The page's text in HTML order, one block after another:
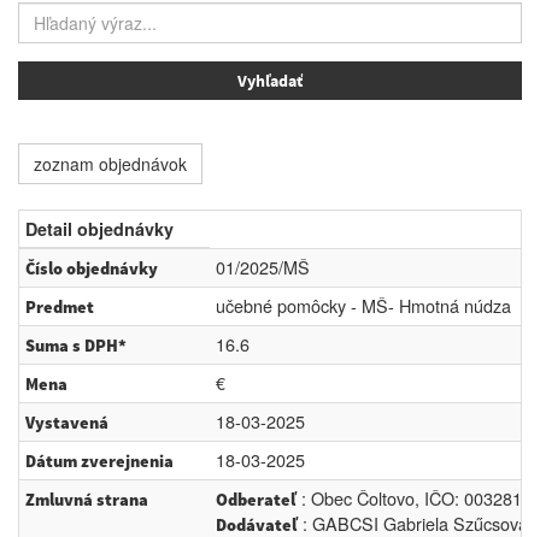
zoznam objednávok
Detail objednávky
Číslo objednávky 01/2025/MŠ
Predmet učebné pomôcky - MŠ- Hmotná núdza
Suma s DPH* 16.6
Mena €
Vystavená 18-03-2025
Dátum zverejnenia 18-03-2025
Zmluvná strana Odberateľ: Obec Čoltovo, IČO:
Dodávateľ: GABCSI Gabriela Szűcsová,